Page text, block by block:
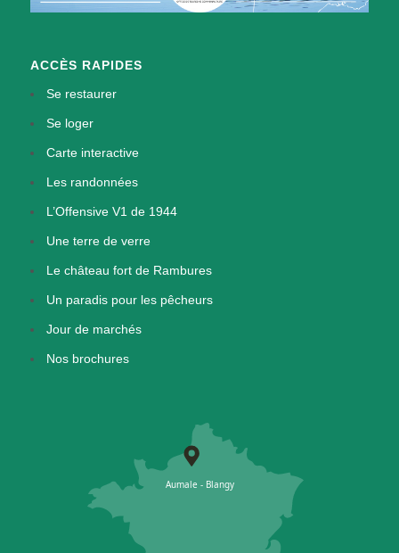
ACCÈS RAPIDES
Se restaurer
Se loger
Carte interactive
Les randonnées
L’Offensive V1 de 1944
Une terre de verre
Le château fort de Rambures
Un paradis pour les pêcheurs
Jour de marchés
Nos brochures